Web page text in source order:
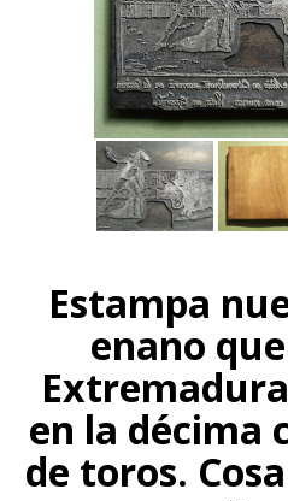
Estampa
enano
en la décima
de toros.